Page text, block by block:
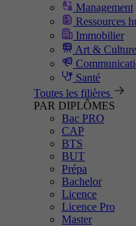
Management
Ressources
Immobilier
Art & Culture
Santé
Toutes les filières
PAR DIPLÔMES
Bac PRO
CAP
BTS
BUT
Prépa
Bachelor
Licence
Licence Pro
Master